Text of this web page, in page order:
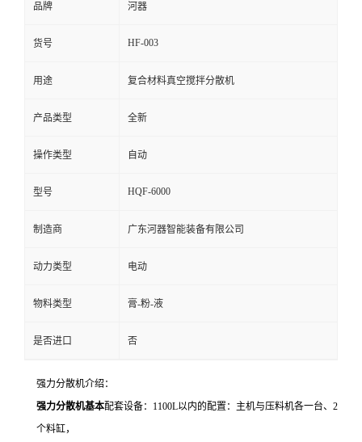
线
留
品牌 河器
货号 HF-003
用途 复合材料真空搅拌分散机
产品类型 全新
操作类型 自动
型号 HQF-6000
制造商 广东河器智能装备有限公司
动力类型 电动
物料类型 膏-粉-液
是否进口 否
强力分散机介绍：
强力分散机基本配套设备： 1100L以内的配置：主机与压料机各一台、 2
个料缸，